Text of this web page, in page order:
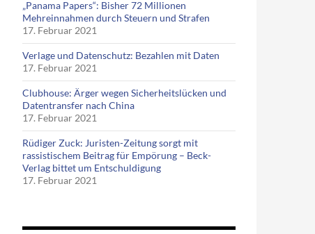
„Panama Papers“: Bisher 72 Millionen
Mehreinnahmen durch Steuern und Strafen
17. Februar 2021
Verlage und Datenschutz: Bezahlen mit Daten
17. Februar 2021
Clubhouse: Ärger wegen Sicherheitslücken und
Datentransfer nach China
17. Februar 2021
Rüdiger Zuck: Juristen-Zeitung sorgt mit
rassistischem Beitrag für Empörung – Beck-
Verlag bittet um Entschuldigung
17. Februar 2021